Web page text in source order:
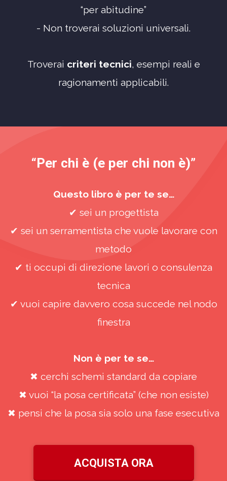
“per abitudine”
- Non troverai soluzioni universali.
Troverai criteri tecnici, esempi reali e
ragionamenti applicabili.
“Per chi è (e per chi non è)”
Questo libro è per te se…
✔ sei un progettista
✔ sei un serramentista che vuole lavorare con
metodo
✔ ti occupi di direzione lavori o consulenza
tecnica
✔ vuoi capire davvero cosa succede nel nodo
finestra
Non è per te se…
✖ cerchi schemi standard da copiare
✖ vuoi “la posa certificata” (che non esiste)
✖ pensi che la posa sia solo una fase esecutiva
ACQUISTA ORA